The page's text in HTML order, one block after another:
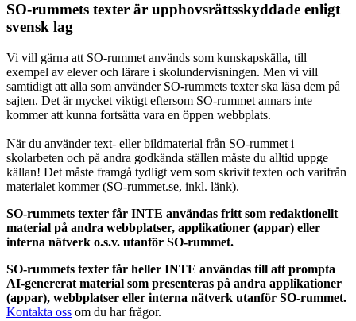
SO-rummets texter är upphovsrättsskyddade enligt
svensk lag
Vi vill gärna att SO-rummet används som kunskapskälla, till
exempel av elever och lärare i skolundervisningen. Men vi vill
samtidigt att alla som använder SO-rummets texter ska läsa dem på
sajten. Det är mycket viktigt eftersom SO-rummet annars inte
kommer att kunna fortsätta vara en öppen webbplats.
När du använder text- eller bildmaterial från SO-rummet i
skolarbeten och på andra godkända ställen måste du alltid uppge
källan! Det måste framgå tydligt vem som skrivit texten och varifrån
materialet kommer (SO-rummet.se, inkl. länk).
SO-rummets texter får INTE användas fritt som redaktionellt
material på andra webbplatser, applikationer (appar) eller
interna nätverk o.s.v. utanför SO-rummet.
SO-rummets texter får heller INTE användas till att prompta
AI-genererat material som presenteras på andra applikationer
(appar), webbplatser eller interna nätverk utanför SO-rummet.
Kontakta oss om du har frågor.